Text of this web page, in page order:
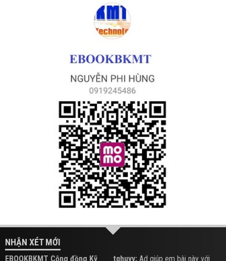
NHẬN XÉT MỚI
EBOOKBKMT Cộng đồng Kỹ tqhuyy: Ad giúp em bài này với